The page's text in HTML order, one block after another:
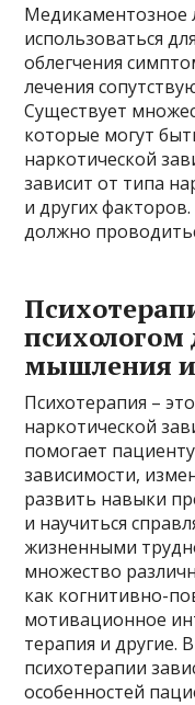
Медикаментозное
использоваться
облегчения
лечения
Существует
которые могут
наркотической
зависит от типа
и других
должно
психологом
мышления и
Психотерапия –
наркотической
помогает
зависимости,
развить навыки
и научиться
жизненными
множество
как когнитивно-
мотивационное
терапия и другие.
психотерапии
особенностей